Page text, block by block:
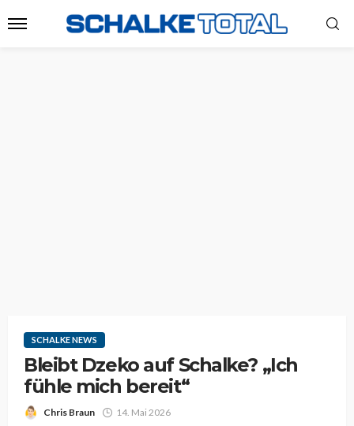
SCHALKE NEWS
Bleibt Dzeko auf Schalke? „Ich
fühle mich bereit“
Chris Braun 14. Mai 2026